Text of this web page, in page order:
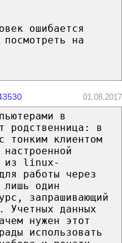
ошибается
на
01.08.2017
в
родственница: в
тонким клиентом
из linux-
работы через
лишь один
запрашивающий
Учетных данных
нужен этот
использовать